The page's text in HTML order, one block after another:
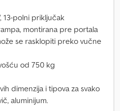
13-polni priključak
montirana pre portala
se rasklopiti preko vučne
od 750 kg
dimenzija i tipova za svako
aluminijum.